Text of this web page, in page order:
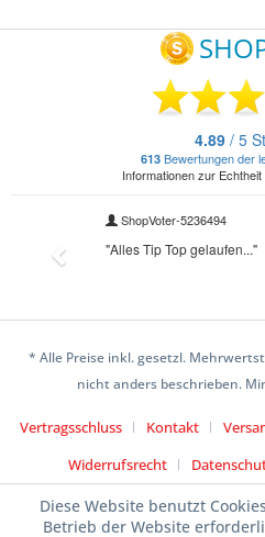
* Alle Preise inkl. gesetzl.
nicht anders beschrieben.
Vertragsschluss Kontakt
Widerrufsrecht
Diese Website benutzt
Betrieb der Website